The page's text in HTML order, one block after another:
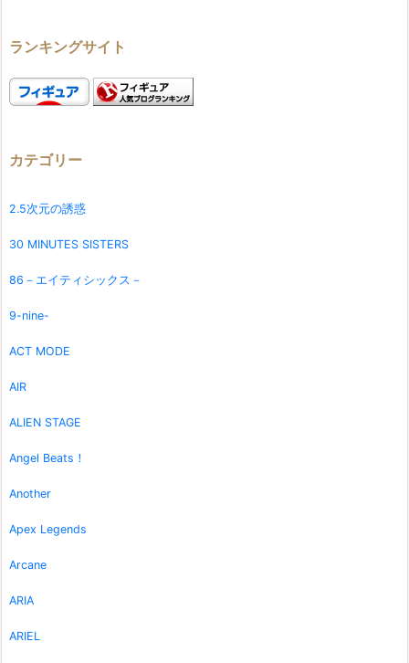
ランキングサイト
カテゴリー
2.5次元の誘惑
30 MINUTES SISTERS
86－エイティシックス－
9-nine-
ACT MODE
AIR
ALIEN STAGE
Angel Beats！
Another
Apex Legends
Arcane
ARIA
ARIEL